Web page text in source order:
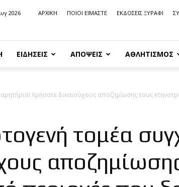
2026 ΑΡΧΙΚΗ ΠΟΙΟΙ ΕΙΜΑΣΤΕ ΕΚΔΟΣΕΙΣ ΞΥΡΑΦΙ
ΕΙΔΗΣΕΙΣ ΑΠΟΨΕΙΣ ΑΘΛΗΤΙΣΜΟΣ
Χρήσατε δικαιούχους αποζημίωσης τους
τομέα